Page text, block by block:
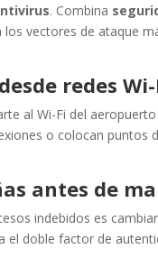
. Combina
vectores de ataque
redes
al Wi-Fi del
o colocan puntos
antes de
indebidos es
el doble factor de